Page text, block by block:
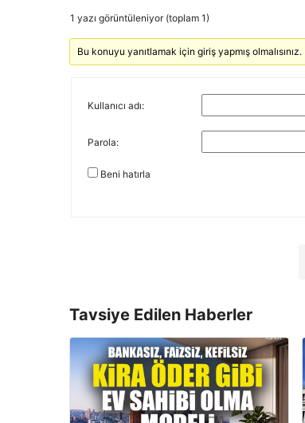
1 yazı görüntüleniyor (toplam 1)
Bu konuyu yanıtlamak için giriş yapmış olmalısınız.
Kullanıcı adı:
Parola:
Beni hatırla
Tavsiye Edilen Haberler